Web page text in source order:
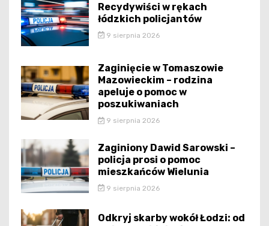
Recydywiści w rękach
łódzkich policjantów
9 sierpnia 2026
Zaginięcie w Tomaszowie
Mazowieckim – rodzina
apeluje o pomoc w
poszukiwaniach
9 sierpnia 2026
Zaginiony Dawid Sarowski –
policja prosi o pomoc
mieszkańców Wielunia
9 sierpnia 2026
Odkryj skarby wokół Łodzi: od